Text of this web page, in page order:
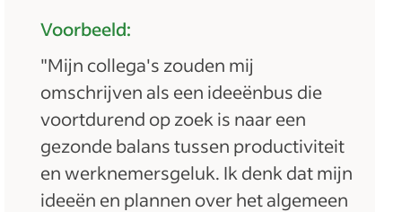
Voorbeeld:
"Mijn collega's zouden mij
omschrijven als een ideeënbus die
voortdurend op zoek is naar een
gezonde balans tussen productiviteit
en werknemersgeluk. Ik denk dat mijn
ideeën en plannen over het algemeen